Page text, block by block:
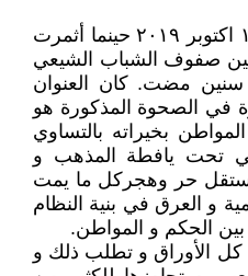
ولکن الآیة إنقلبت خاصة منذ ١ اکتوبر ٢٠١٩ حینما أثمرت
بین صفوف الشباب الشیعي
مضت. کان العنوان
في الصحوة المذکورة هو
بخیراته بالتساوي
تحت یافطة المذهب و
مستقل حر وهجرکل ما یمت
و العرق في بنیة النظام
الحکم و المواطن.
کل الأوراق و تطلب ذلك و